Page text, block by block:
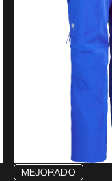
MEJORADO